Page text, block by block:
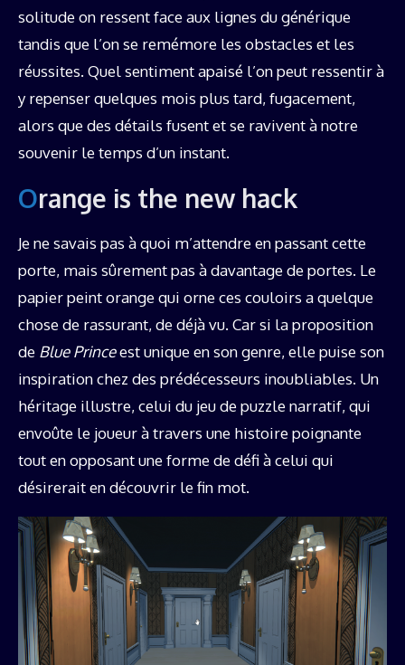
solitude on ressent face aux lignes du générique
tandis que l’on se remémore les obstacles et les
réussites. Quel sentiment apaisé l’on peut ressentir à
y repenser quelques mois plus tard, fugacement,
alors que des détails fusent et se ravivent à notre
souvenir le temps d’un instant.
Orange is the new hack
Je ne savais pas à quoi m’attendre en passant cette
porte, mais sûrement pas à davantage de portes. Le
papier peint orange qui orne ces couloirs a quelque
chose de rassurant, de déjà vu. Car si la proposition
de Blue Princeest unique en son genre, elle puise son
inspiration chez des prédécesseurs inoubliables. Un
héritage illustre, celui du jeu de puzzle narratif, qui
envoûte le joueur à travers une histoire poignante
tout en opposant une forme de défi à celui qui
désirerait en découvrir le fin mot.